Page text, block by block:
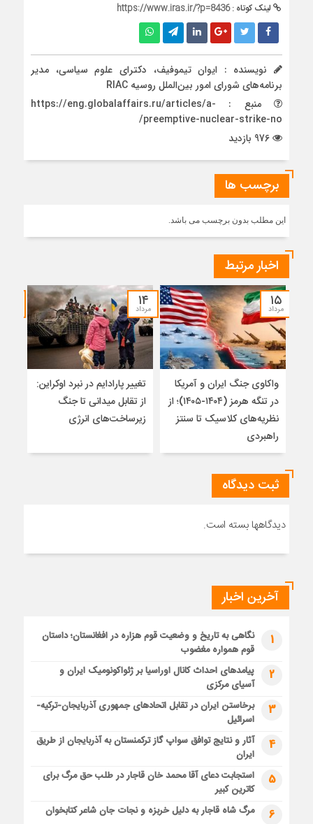
لینک کوتاه :https://www.iras.ir/?p=8436
نویسنده : ایوان تیموفیف، دکترای علوم سیاسی، مدیر
برنامه‌های شورای امور بین‌الملل روسیه RIAC
منبع : https://eng.globalaffairs.ru/articles/a-
preemptive-nuclear-strike-no/
برچسب ها
این مطلب بدون برچسب می باشد.
اخبار مرتبط
۱۵
مرداد
واکاوی جنگ ایران و آمریکا
در تنگه هرمز (۱۴۰۴-۱۴۰۵)؛ از
نظریه‌های کلاسیک تا سنتز
راهبردی
۱۴
مرداد
تغییر پارادایم در نبرد اوکراین:
از تقابل میدانی تا جنگ
زیرساخت‌های انرژی
ثبت دیدگاه
دیدگاهها بسته است.
آخرین اخبار
1
نگاهی به تاریخ و وضعیت قوم هزاره در افغانستان؛ داستان
قوم همواره مغضوب
2
پیامدهای احداث کانال اوراسیا بر ژئواکونومیک ایران و
آسیای مرکزی
3
برخاستن ایران در تقابل اتحادهای جمهوری آذربایجان-ترکیه-
اسرائیل
4
آثار و نتایج توافق سواپ گاز ترکمنستان به آذربایجان از طریق
ایران
5
استجابت دعای آقا محمد خان قاجار در طلب حق مرگ برای
کاترین کبیر
6 مرگ شاه قاجار به دلیل خربزه و نجات جان شاعر کتابخوان